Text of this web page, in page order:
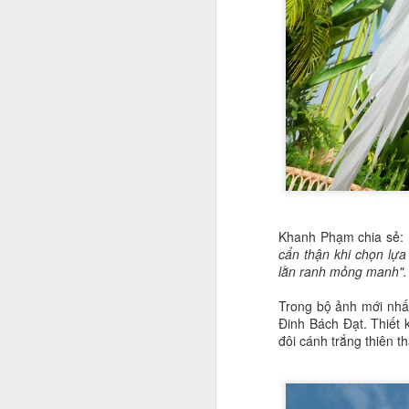
Khanh Phạm chia sẻ:
cẩn thận khi chọn
lằn ranh mỏng manh".
Trong bộ ảnh mới
Đinh Bách Đạt. Thiết
đôi cánh trắng thiên